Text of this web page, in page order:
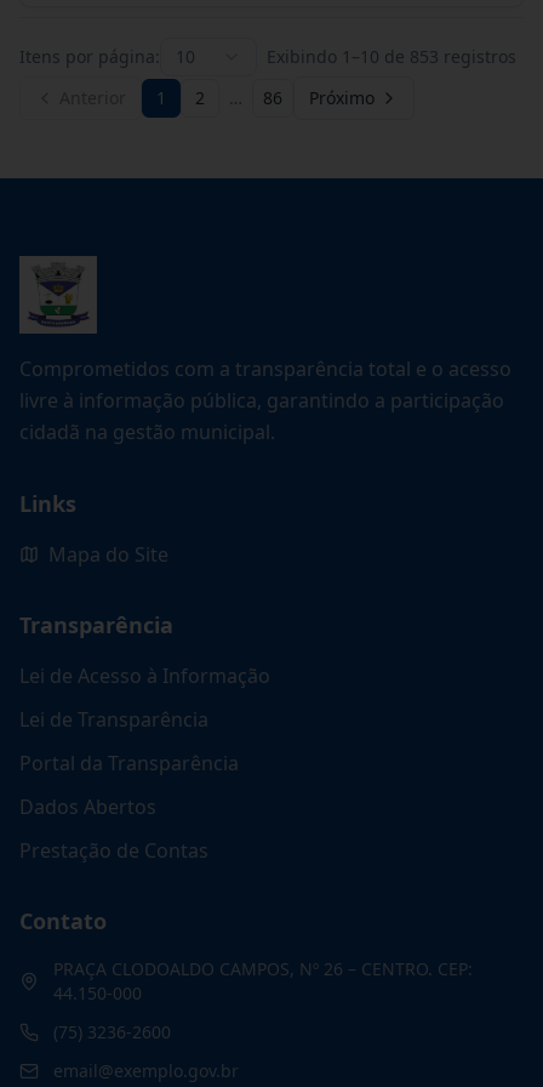
Itens por página: 10 Exibindo 1 –10 de 853 registros
1 2 … 86 Próximo
Comprometidos com a transparência total e o acesso
livre à informação pública, garantindo a participação
cidadã na gestão municipal.
Links
Mapa do Site
Transparência
Lei de Acesso à Informação
Lei de Transparência
Portal da Transparência
Dados Abertos
Prestação de Contas
Contato
PRAÇA CLODOALDO CAMPOS, Nº 26 – CENTRO. CEP:
44.150-000
(75) 3236-2600
email@exemplo.gov.br